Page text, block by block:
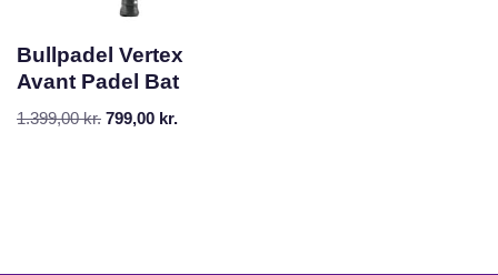
Bullpadel Vertex
Avant Padel Bat
1.399,00kr. 799,00 kr.